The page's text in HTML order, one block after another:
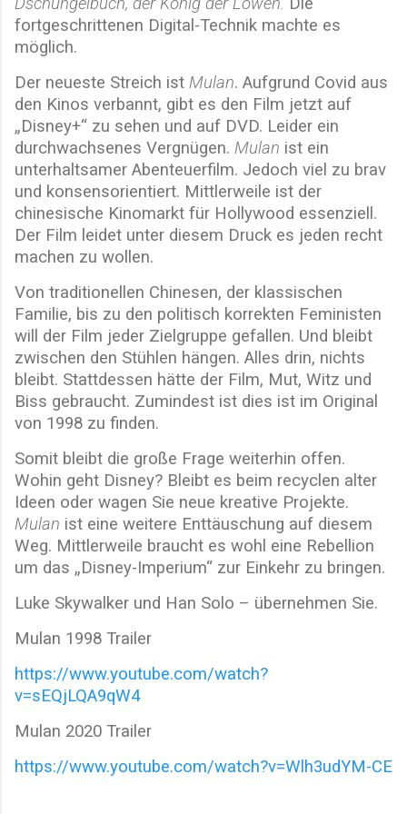
fortgeschrittenen Digital-Technik machte es
möglich.
Der neueste Streich ist Mulan. Aufgrund Covid aus
den Kinos verbannt, gibt es den Film jetzt auf
„Disney+“ zu sehen und auf DVD. Leider ein
durchwachsenes Vergnügen. Mulan ist ein
unterhaltsamer Abenteuerfilm. Jedoch viel zu brav
und konsensorientiert. Mittlerweile ist der
chinesische Kinomarkt für Hollywood essenziell.
Der Film leidet unter diesem Druck es jeden recht
machen zu wollen.
Von traditionellen Chinesen, der klassischen
Familie, bis zu den politisch korrekten Feministen
will der Film jeder Zielgruppe gefallen. Und bleibt
zwischen den Stühlen hängen. Alles drin, nichts
bleibt. Stattdessen hätte der Film, Mut, Witz und
Biss gebraucht. Zumindest ist dies ist im Original
von 1998 zu finden.
Somit bleibt die große Frage weiterhin offen.
Wohin geht Disney? Bleibt es beim recyclen alter
Ideen oder wagen Sie neue kreative Projekte.
Mulan ist eine weitere Enttäuschung auf diesem
Weg. Mittlerweile braucht es wohl eine Rebellion
um das „Disney-Imperium“ zur Einkehr zu bringen.
Luke Skywalker und Han Solo – übernehmen Sie.
Mulan 1998 Trailer
https://www.youtube.com/watch?
v=sEQjLQA9qW4
Mulan 2020 Trailer
https://www.youtube.com/watch?v=Wlh3udYM-CE